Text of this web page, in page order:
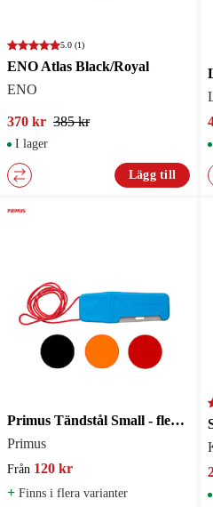
5.0 (1)
ENO Atlas Black/Royal
ENO
370 kr 385 kr
I lager
Lägg till
Primus Tändstål Small - flera färger
Primus
Från 120 kr
+ Finns i flera varianter